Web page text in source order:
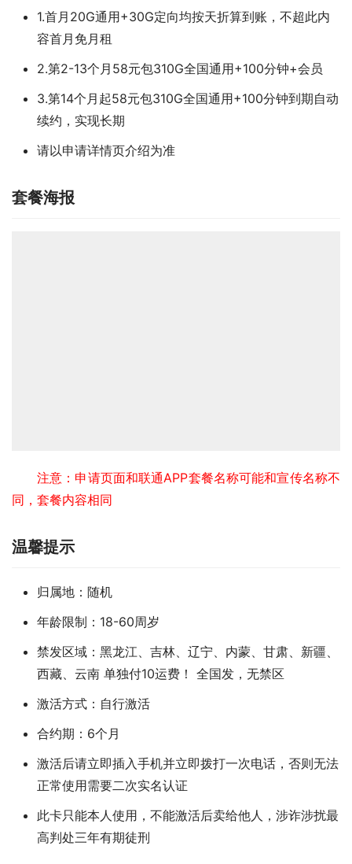
1.首月20G通用+30G定向均按天折算到账，不超此内
容首月免月租
2.第2-13个月58元包310G全国通用+100分钟+会员
3.第14个月起58元包310G全国通用+100分钟到期自动
续约，实现长期
请以申请详情页介绍为准
套餐海报
注意：申请页面和联通APP套餐名称可能和宣传名称不
同，套餐内容相同
温馨提示
归属地：随机
年龄限制：18-60周岁
禁发区域：黑龙江、吉林、辽宁、内蒙、甘肃、新疆、
西藏、云南 单独付10运费！ 全国发，无禁区
激活方式：自行激活
合约期：6个月
激活后请立即插入手机并立即拨打一次电话，否则无法
正常使用需要二次实名认证
此卡只能本人使用，不能激活后卖给他人，涉诈涉扰最
高判处三年有期徒刑